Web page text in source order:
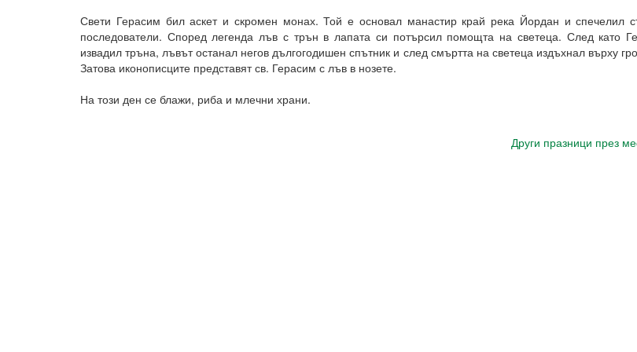
Свети Герасим бил аскет и скромен монах. Той е основал манастир край река Йордан и спечелил
последователи. Според легенда лъв с трън в лапата си потърсил помощта на светеца. След като
извадил тръна, лъвът останал негов дългогодишен спътник и след смъртта на светеца издъхнал върху
Затова иконописците представят св. Герасим с лъв в нозете.
На този ден се блажи, риба и млечни храни.
Други празници през